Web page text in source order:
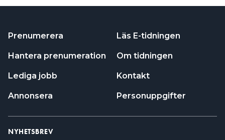
Prenumerera
Hantera prenumeration
Lediga jobb
Annonsera
Läs E-tidningen
Om tidningen
Kontakt
Personuppgifter
NYHETSBREV